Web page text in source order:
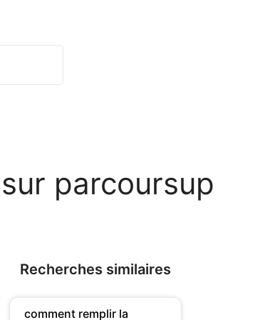
parcoursup
Recherches similaires
comment remplir la